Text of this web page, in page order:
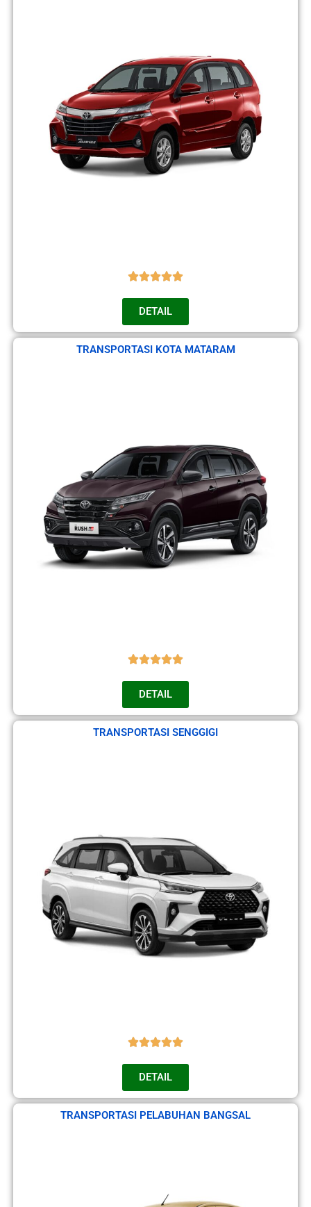
DETAIL
TRANSPORTASI KOTA MATARAM
DETAIL
TRANSPORTASI SENGGIGI
DETAIL
TRANSPORTASI PELABUHAN BANGSAL